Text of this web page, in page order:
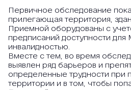
Первичное обследование
прилегающая территория,
Приемной оборудованы с
предписаний доступности
инвалидностью.
Вместе с тем, во время
выявлен ряд барьеров и
определенные трудности при
территории и в том, чтобы